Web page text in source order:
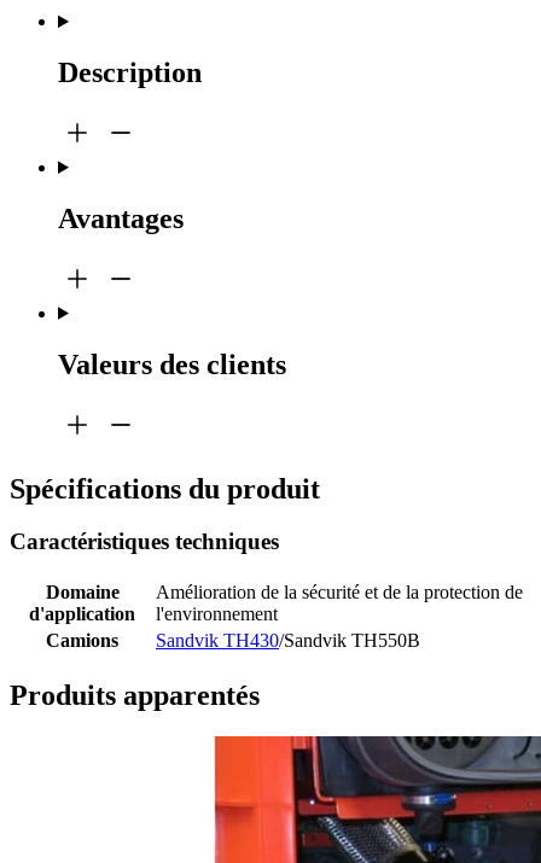
Description
Avantages
Valeurs des clients
Spécifications du produit
Caractéristiques techniques
Domaine
d'application
Amélioration de la sécurité et de la protection de
l'environnement
Camions
Sandvik TH430/Sandvik TH550B
Produits apparentés